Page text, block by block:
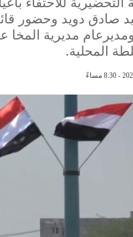
صادق دويد وحضور
مديرية المخا
المحلية.